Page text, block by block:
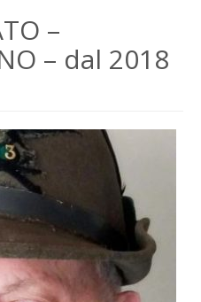
–
– dal 2018